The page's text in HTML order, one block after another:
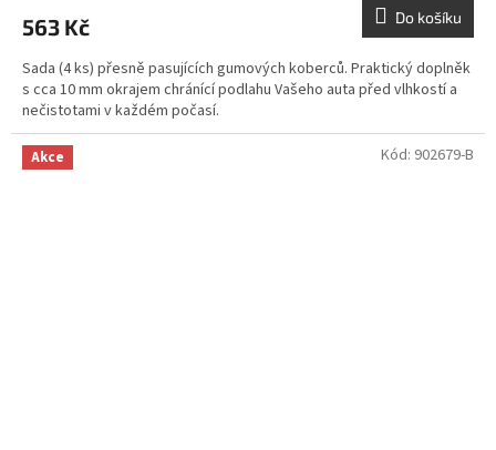
563 Kč Do košíku
Sada (4 ks) přesně pasujících gumových koberců. Praktický doplněk
s cca 10 mm okrajem chránící podlahu Vašeho auta před vlhkostí a
nečistotami v každém počasí.
Akce Kód: 902679-B